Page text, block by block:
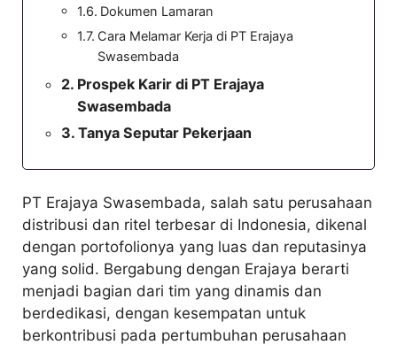
Dokumen Lamaran
Cara Melamar Kerja di PT Erajaya
Swasembada
Prospek Karir di PT Erajaya
Swasembada
Tanya Seputar Pekerjaan
PT Erajaya Swasembada, salah satu perusahaan
distribusi dan ritel terbesar di Indonesia, dikenal
dengan portofolionya yang luas dan reputasinya
yang solid. Bergabung dengan Erajaya berarti
menjadi bagian dari tim yang dinamis dan
berdedikasi, dengan kesempatan untuk
berkontribusi pada pertumbuhan perusahaan